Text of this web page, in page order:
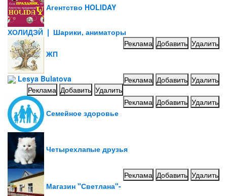
Агентство HOLIDAY
ХОЛИДЭЙ ❘ Шарики, аниматоры
Реклама Добавить Удалить
ЖП
Реклама Добавить Удалить
Lesya Bulatova
Реклама Добавить Удалить
Семейное здоровье
Реклама Добавить Удалить
Четырехлапые друзья
Реклама Добавить Удалить
Магазин "Светлана"-